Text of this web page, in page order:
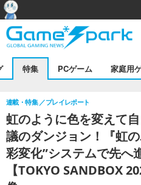
特集 PCゲーム 家庭用
虹のように色を変えて
議のダンジョン！『虹
彩変化”システムで先へ
【TOKYO SANDBOX
連載・特集 プレイレポート